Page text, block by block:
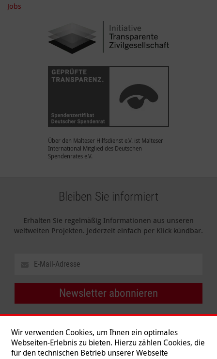
Jobs
Über den Malteser Hilfsdienst e.V. ist Malteser
International Mitglied des Deutschen
Spendenrates e.V.
Bleiben Sie informiert
Erhalten Sie regelmäßig Informationen aus unseren
weltweiten Projekten. Jederzeit einfach per Klick kündbar.
Newsletter abonnieren
Wir verwenden Cookies, um Ihnen ein optimales
Webseiten-Erlebnis zu bieten. Hierzu zählen Cookies, die
für den technischen Betrieb unserer Webseite